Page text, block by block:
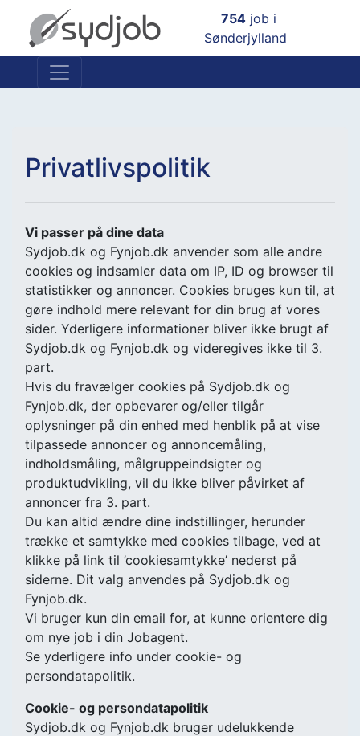
754 job i
Sønderjylland
Privatlivspolitik
Vi passer på dine data
Sydjob.dk og Fynjob.dk anvender som alle andre
cookies og indsamler data om IP, ID og browser til
statistikker og annoncer. Cookies bruges kun til, at
gøre indhold mere relevant for din brug af vores
sider. Yderligere informationer bliver ikke brugt af
Sydjob.dk og Fynjob.dk og videregives ikke til 3.
part.
Hvis du fravælger cookies på Sydjob.dk og
Fynjob.dk, der opbevarer og/eller tilgår
oplysninger på din enhed med henblik på at vise
tilpassede annoncer og annoncemåling,
indholdsmåling, målgruppeindsigter og
produktudvikling, vil du ikke bliver påvirket af
annoncer fra 3. part.
Du kan altid ændre dine indstillinger, herunder
trække et samtykke med cookies tilbage, ved at
klikke på link til ’cookiesamtykke’ nederst på
siderne. Dit valg anvendes på Sydjob.dk og
Fynjob.dk.
Vi bruger kun din email for, at kunne orientere dig
om nye job i din Jobagent.
Se yderligere info under cookie- og
persondatapolitik.
Cookie- og persondatapolitik
Sydjob.dk og Fynjob.dk bruger udelukkende